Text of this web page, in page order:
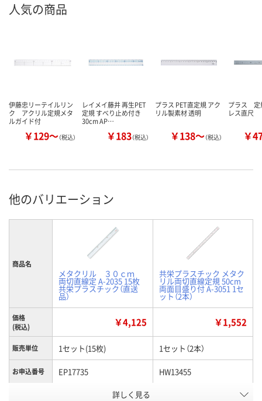
人気の商品
伊藤忠リーテイルリン
ク アクリル定規メタ
ルガイド付
￥129～（税込）
レイメイ藤井 再生PET
定規 すべり止め付き
30cm AP…
￥183（税込）
プラス PET直定規 アク
リル製素材 透明
￥138～（税込）
プラス
レス直尺
￥
他のバリエーション
商品名
メタクリル ３０ｃｍ
両切直線定 A-2035 15枚
共栄プラスチック（直送
品）
共栄プラスチック メタク
リル両切直線定規 50cm
両面目盛り付 A-3051 1セ
ット（2本）
価格
(税込)
￥4,125 ￥1,552
販売単位 1セット(15枚) 1セット（2本）
お申込番号 EP17735 HW13455
詳しく見る